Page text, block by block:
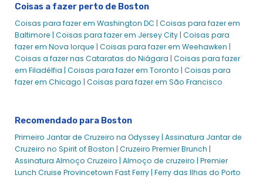
Jantar em Boston - City Cruises
Cruzeiro com almoço no Dia do Pai em Boston | City
Cruises™
Cruzeiro com almoço no Dia do Pai em Boston | City
Cruises™
Boston Ferry Service & Commuter Boats | Cruzeiros do Porto
Hingham Hull Boston Logan - Cruzeiros no Porto de
Boston
Hingham To Boston - Cruzeiros no Porto de Boston
Boston Fourth of July Cruise | Experiências da cidade
Coisas a fazer perto de Boston
Coisas para fazer em Washington DC | Coisas para fazer em
Baltimore | Coisas para fazer em Jersey City | Coisas para
fazer em Nova Iorque | Coisas para fazer em Weehawken |
Coisas a fazer nas Cataratas do Niágara | Coisas para fazer
em Filadélfia | Coisas para fazer em Toronto | Coisas para
fazer em Chicago | Coisas para fazer em São Francisco
Recomendado para Boston
Primeiro Jantar de Cruzeiro na Odyssey | Assinatura Jantar de
Cruzeiro no Spirit of Boston | Cruzeiro Premier Brunch |
Assinatura Almoço Cruzeiro | Almoço de cruzeiro | Premier
Lunch Cruise Provincetown Fast Ferry | Ferry das Ilhas do Porto